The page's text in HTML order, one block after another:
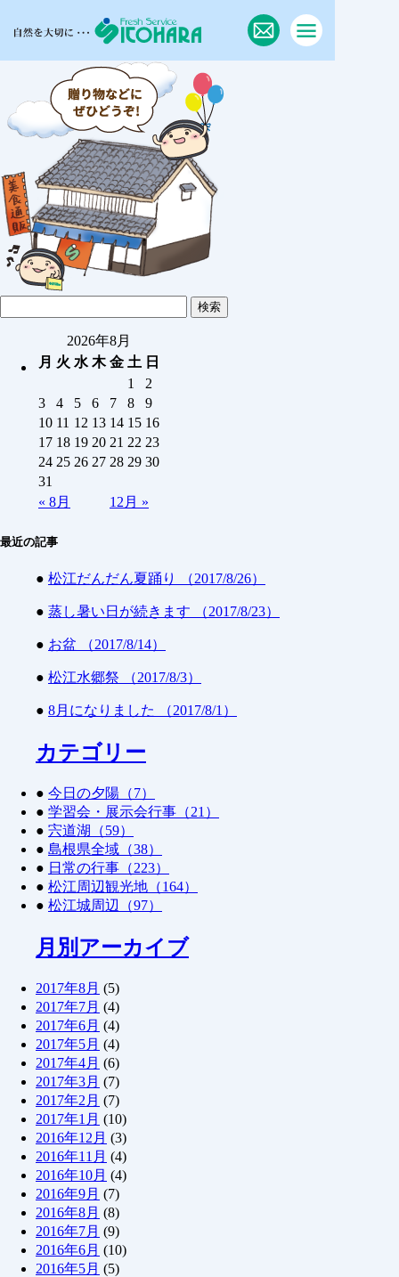
2026年8月
月 火 水 木 金 土 日
« 8月 12月 »
1
2
3
4 5 6 7 8
9
10 11 12 13 14 15 16
17 18 19 20 21 22 23
24 25 26 27 28 29 30
31
最近の記事
● 松江だんだん夏踊り （2017/8/26）
● 蒸し暑い日が続きます （2017/8/23）
● お盆 （2017/8/14）
● 松江水郷祭 （2017/8/3）
● 8月になりました （2017/8/1）
カテゴリー
● 今日の夕陽（7）
● 学習会・展示会行事（21）
● 宍道湖（59）
● 島根県全域（38）
● 日常の行事（223）
● 松江周辺観光地（164）
● 松江城周辺（97）
月別アーカイブ
2017年8月 (5)
2017年7月 (4)
2017年6月 (4)
2017年5月 (4)
2017年4月 (6)
2017年3月 (7)
2017年2月 (7)
2017年1月 (10)
2016年12月 (3)
2016年11月 (4)
2016年10月 (4)
2016年9月 (7)
2016年8月 (8)
2016年7月 (9)
2016年6月 (10)
2016年5月 (5)